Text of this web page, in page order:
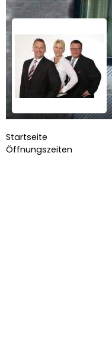
Startseite
Öffnungszeiten